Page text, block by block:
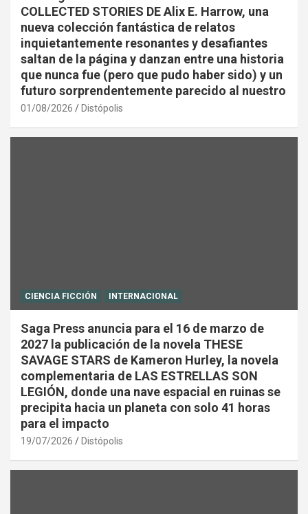
COLLECTED STORIES DE Alix E. Harrow, una
nueva colección fantástica de relatos
inquietantemente resonantes y desafiantes
saltan de la página y danzan entre una historia
que nunca fue (pero que pudo haber sido) y un
futuro sorprendentemente parecido al nuestro
01/08/2026 Distópolis
CIENCIA FICCIÓN INTERNACIONAL
Saga Press anuncia para el 16 de marzo de
2027 la publicación de la novela THESE
SAVAGE STARS de Kameron Hurley, la novela
complementaria de LAS ESTRELLAS SON
LEGIÓN, donde una nave espacial en ruinas se
precipita hacia un planeta con solo 41 horas
para el impacto
19/07/2026 Distópolis